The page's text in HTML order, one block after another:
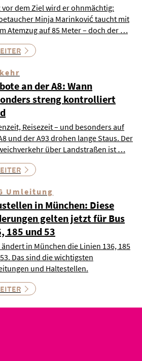
vor dem Ziel wird er ohnmächtig:
Minja Marinković taucht mit
Atemzug auf 85 Meter – doch der …
an der A8: Wann
streng kontrolliert
Reisezeit – und besonders auf
und der A93 drohen lange Staus. Der
über Landstraßen ist …
Umleitung
in München: Diese
gelten jetzt für Bus
185 und 53
ändert in München die Linien 136, 185
Das sind die wichtigsten
und Haltestellen.